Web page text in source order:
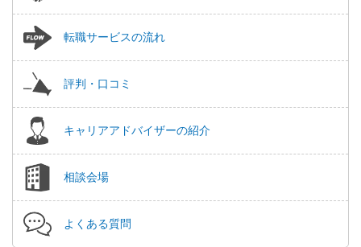
転職サービスの流れ
評判・口コミ
キャリアアドバイザーの紹介
相談会場
よくある質問